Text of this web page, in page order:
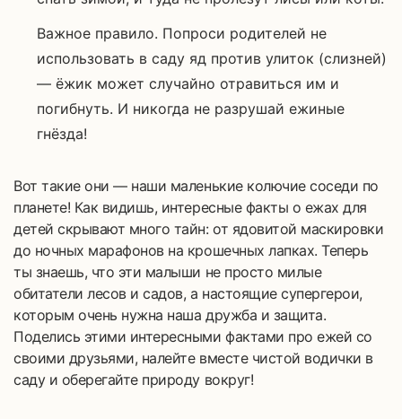
Важное правило. Попроси родителей не
использовать в саду яд против улиток (слизней)
— ёжик может случайно отравиться им и
погибнуть. И никогда не разрушай ежиные
гнёзда!
Вот такие они — наши маленькие колючие соседи по
планете! Как видишь, интересные факты о ежах для
детей скрывают много тайн: от ядовитой маскировки
до ночных марафонов на крошечных лапках. Теперь
ты знаешь, что эти малыши не просто милые
обитатели лесов и садов, а настоящие супергерои,
которым очень нужна наша дружба и защита.
Поделись этими интересными фактами про ежей со
своими друзьями, налейте вместе чистой водички в
саду и оберегайте природу вокруг!